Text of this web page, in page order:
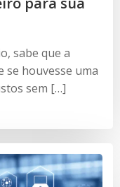
sabe que a
se houvesse uma
sem […]